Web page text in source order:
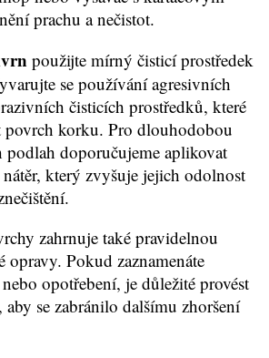
prachu a nečistot.
použijte mírný čisticí prostředek
se používání agresivních
čisticích prostředků, které
korku. Pro dlouhodobou
doporučujeme aplikovat
který zvyšuje jejich odolnost
zahrnuje také pravidelnou
Pokud zaznamenáte
opotřebení, je důležité provést
se zabránilo dalšímu zhoršení